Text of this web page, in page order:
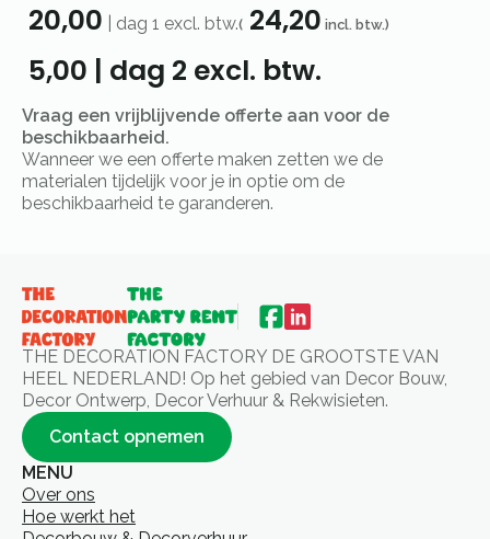
20,00 dag 1 excl. btw.( 24,20 incl. btw.)
5,00 | dag 2 excl. btw.
Vraag een vrijblijvende offerte aan voor de
beschikbaarheid.
Wanneer we een offerte maken zetten we de
materialen tijdelijk voor je in optie om de
beschikbaarheid te garanderen.
THE DECORATION FACTORY DE GROOTSTE VAN
HEEL NEDERLAND! Op het gebied van Decor Bouw,
Decor Ontwerp, Decor Verhuur & Rekwisieten.
Contact opnemen
MENU
Over ons
Hoe werkt het